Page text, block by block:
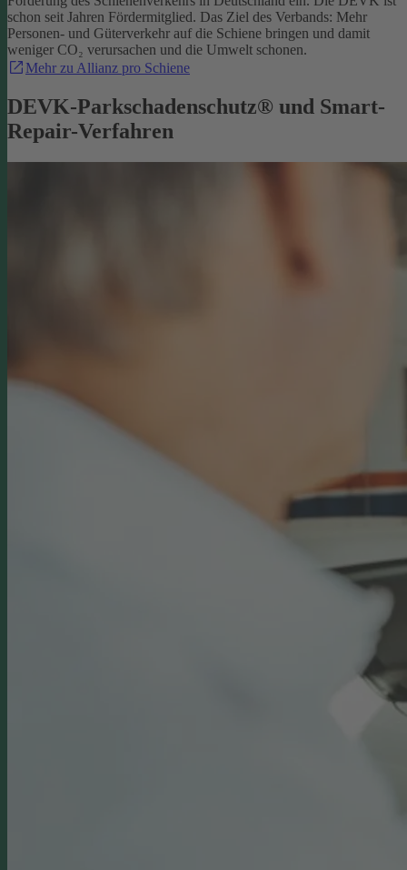
schon seit Jahren Fördermitglied. Das Ziel des Verbands: Mehr
Personen- und Güterverkehr auf die Schiene bringen und damit
weniger CO₂ verursachen und die Umwelt schonen.
Mehr zu Allianz pro Schiene
DEVK-Parkschadenschutz® und Smart-
Repair-Verfahren